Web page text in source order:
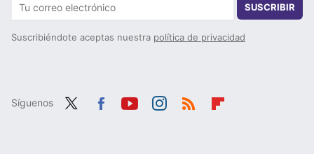
SUSCRIBIR
Suscribiéndote aceptas nuestra política de privacidad
Síguenos